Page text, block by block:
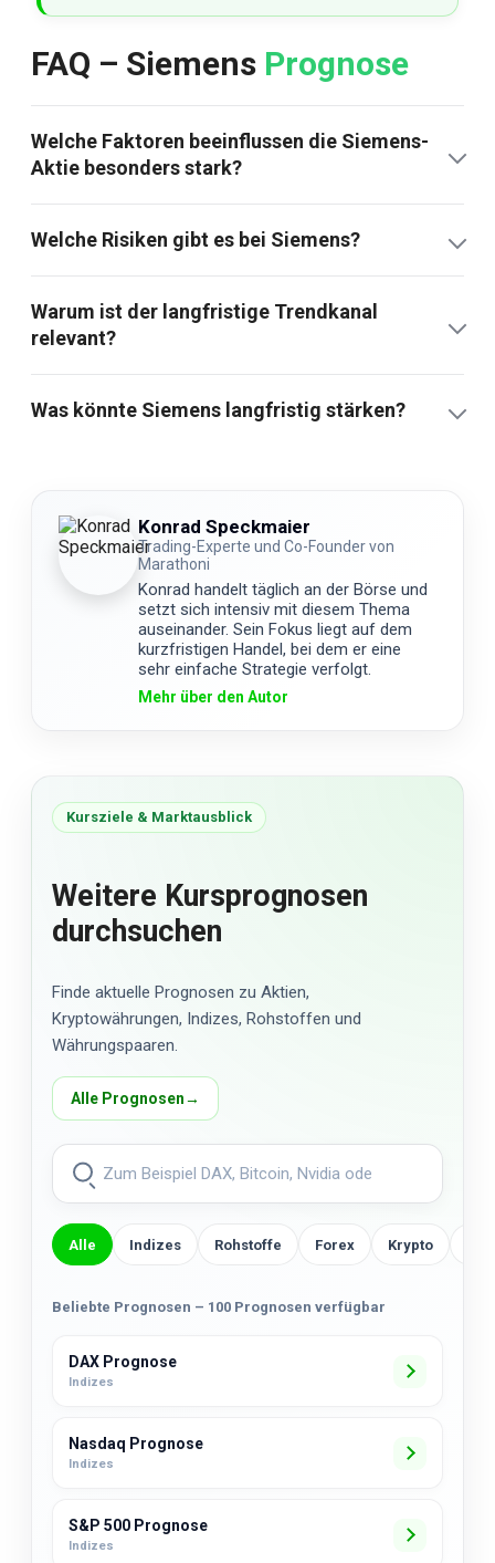
FAQ – Siemens Prognose
Welche Faktoren beeinflussen die Siemens-
Aktie besonders stark?
Welche Risiken gibt es bei Siemens?
Warum ist der langfristige Trendkanal
relevant?
Was könnte Siemens langfristig stärken?
Konrad Speckmaier
Trading-Experte und Co-Founder von
Marathoni
Konrad handelt täglich an der Börse und
setzt sich intensiv mit diesem Thema
auseinander. Sein Fokus liegt auf dem
kurzfristigen Handel, bei dem er eine
sehr einfache Strategie verfolgt.
Mehr über den Autor
Kursziele & Marktausblick
Weitere Kursprognosen
durchsuchen
Finde aktuelle Prognosen zu Aktien,
Kryptowährungen, Indizes, Rohstoffen und
Währungspaaren.
Alle Prognosen→
Alle Indizes Rohstoffe Forex Krypto
Beliebte Prognosen – 100 Prognosen verfügbar
DAX Prognose
Indizes
Nasdaq Prognose
Indizes
S&P 500 Prognose
Indizes